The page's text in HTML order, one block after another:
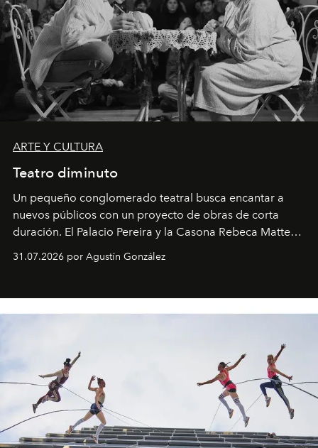
ARTE Y CULTURA
Teatro diminuto
Un pequeño conglomerado teatral busca encantar a
nuevos públicos con un proyecto de obras de corta
duración. El Palacio Pereira y la Casona Rebeca Matte
miniobras. Sus puestas en escena son limpias; ponen el
31.07.2026 por Agustín González